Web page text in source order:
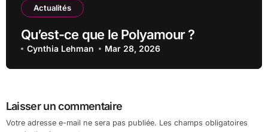
Actualités
Qu’est-ce que le Polyamour ?
Cynthia Lehman Mar 28, 2026
Laisser un commentaire
Votre adresse e-mail ne sera pas publiée. Les champs obligatoires